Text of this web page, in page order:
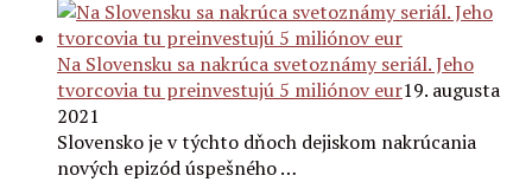
Na Slovensku sa nakrúca svetoznámy seriál. Jeho
tvorcovia tu preinvestujú 5 miliónov eur19. augusta
2021
Slovensko je v týchto dňoch dejiskom nakrúcania
nových epizód úspešného …